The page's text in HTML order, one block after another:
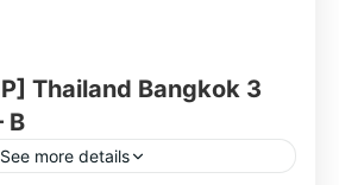
Thailand Bangkok 3
B
See more details